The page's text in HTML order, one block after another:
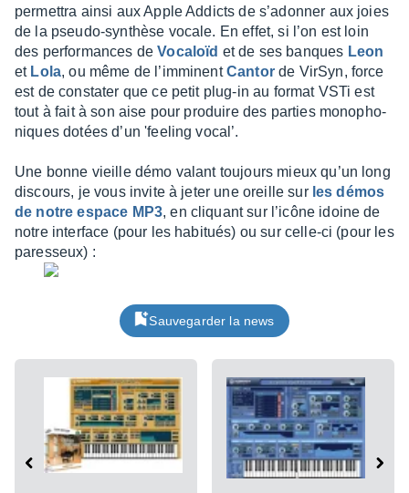
permet­tra ainsi aux Apple Addicts de s’adon­ner aux joies
de la pseudo-synthèse vocale. En effet, si l’on est loin
des perfor­mances deVoca­loïd et de ses banques Leon
et Lola, ou même de l’im­mi­nentCantorde VirSyn, force
est de consta­ter que ce petit plug-in au format VSTi est
tout à fait à son aise pour produire des parties mono­pho­
niques dotées d’un 'feeling vocal’.
Une bonne vieille démo valant toujours mieux qu’un long
discours, je vous invite à jeter une oreille sur les démos
de notre espace MP3, en cliquant sur l’icône idoine de
notre inter­face (pour les habi­tués) ou sur celle-ci (pour les
pares­seux) :
Sauvegarder la news